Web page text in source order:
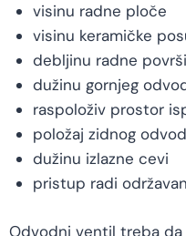
visinu radne ploče
visinu keramičke
debljinu radne
dužinu gornjeg
raspoloživ prostor
položaj zidnog
dužinu izlazne cevi
pristup radi
Odvodni ventil treba da